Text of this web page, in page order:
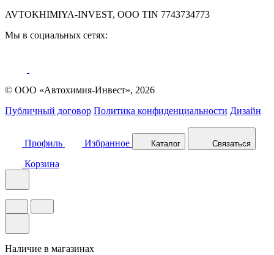
AVTOKHIMIYA-INVEST, OOO TIN 7743734773
Мы в социальных сетях:
© ООО «Автохимия-Инвест», 2026
Публичный договор Политика конфиденциальности Дизайн
Профиль Избранное Каталог Связаться
Корзина
Наличие в магазинах